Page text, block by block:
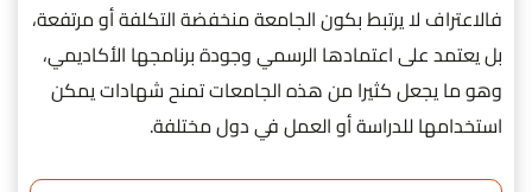
فالاعتراف لا يرتبط بكون الجامعة منخفضة التكلفة أو مرتفعة،
بل يعتمد على اعتمادها الرسمي وجودة برنامجها الأكاديمي،
وهو ما يجعل كثيرا من هذه الجامعات تمنح شهادات يمكن
استخدامها للدراسة أو العمل في دول مختلفة.